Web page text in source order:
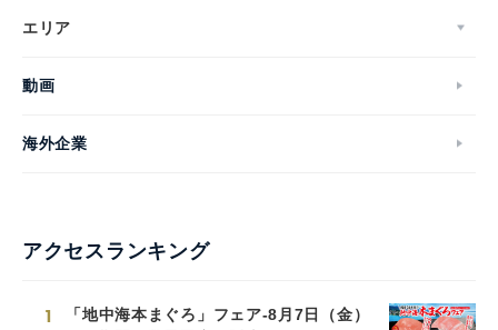
エリア
動画
海外企業
アクセスランキング
1
「地中海本まぐろ」フェア-8月7日（金）